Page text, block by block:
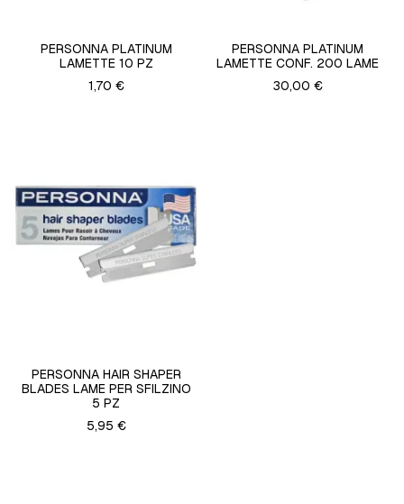
PERSONNA PLATINUM
LAMETTE 10 PZ
1,70 €
PERSONNA PLATINUM
LAMETTE CONF. 200 LAME
30,00 €
PERSONNA HAIR SHAPER
BLADES LAME PER SFILZINO
5 PZ
5,95 €